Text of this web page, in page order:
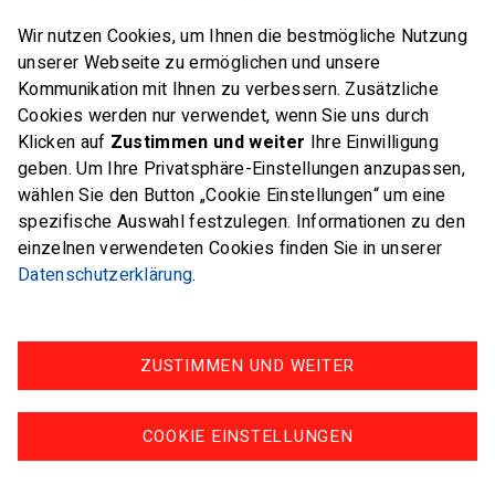
E-Mail office@swiss-sailing-
team.ch
FOLLOW US ON
Twitter FacebookInstagram
Wir nutzen Cookies, um Ihnen die bestmögliche Nutzung
unserer Webseite zu ermöglichen und unsere
Kommunikation mit Ihnen zu verbessern. Zusätzliche
Cookies werden nur verwendet, wenn Sie uns durch
Klicken auf Zustimmen und weiter Ihre Einwilligung
geben. Um Ihre Privatsphäre-Einstellungen anzupassen,
wählen Sie den Button „Cookie Einstellungen“ um eine
spezifische Auswahl festzulegen. Informationen zu den
einzelnen verwendeten Cookies finden Sie in unserer
Datenschutzerklärung.
COOKIE EINSTELLUNGEN
ZUSTIMMEN UND WEITER